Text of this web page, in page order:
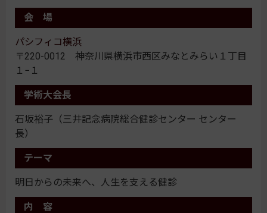
会 場
パシフィコ横浜
〒220-0012 神奈川県横浜市西区みなとみらい１丁目
１−１
学術大会長
石坂裕子（三井記念病院総合健診センター センター
長）
テーマ
明日からの未来へ、人生を支える健診
内 容